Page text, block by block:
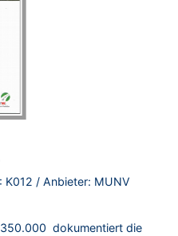
K012 / Anbieter: MUNV
dokumentiert die